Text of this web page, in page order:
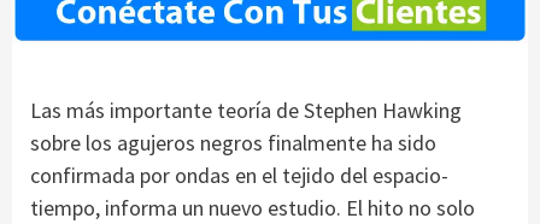
Las más importante teoría de Stephen Hawking
sobre los agujeros negros finalmente ha sido
confirmada por ondas en el tejido del espacio-
tiempo, informa un nuevo estudio. El hito no solo